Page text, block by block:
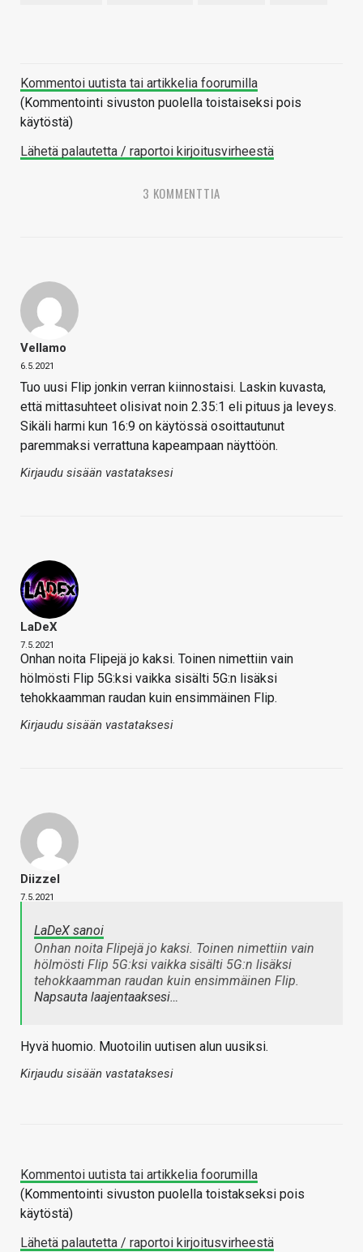
Kommentoi uutista tai artikkelia foorumilla
(Kommentointi sivuston puolella toistaiseksi pois
käytöstä)
Lähetä palautetta / raportoi kirjoitusvirheestä
3 KOMMENTTIA
Vellamo
6.5.2021
Tuo uusi Flip jonkin verran kiinnostaisi. Laskin kuvasta,
että mittasuhteet olisivat noin 2.35:1 eli pituus ja leveys.
Sikäli harmi kun 16:9 on käytössä osoittautunut
paremmaksi verrattuna kapeampaan näyttöön.
Kirjaudu sisään vastataksesi
LaDeX
7.5.2021
Onhan noita Flipejä jo kaksi. Toinen nimettiin vain
hölmösti Flip 5G:ksi vaikka sisälti 5G:n lisäksi
tehokkaamman raudan kuin ensimmäinen Flip.
Kirjaudu sisään vastataksesi
Diizzel
7.5.2021
LaDeX sanoi
Onhan noita Flipejä jo kaksi. Toinen nimettiin vain
hölmösti Flip 5G:ksi vaikka sisälti 5G:n lisäksi
tehokkaamman raudan kuin ensimmäinen Flip.
Napsauta laajentaaksesi…
Hyvä huomio. Muotoilin uutisen alun uusiksi.
Kirjaudu sisään vastataksesi
Kommentoi uutista tai artikkelia foorumilla
(Kommentointi sivuston puolella toistakseksi pois
käytöstä)
Lähetä palautetta / raportoi kirjoitusvirheestä